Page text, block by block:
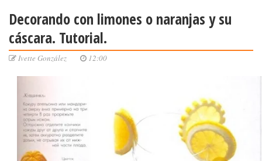
Decorando con limones o naranjas y su
cáscara. Tutorial.
Ivette González 12:00